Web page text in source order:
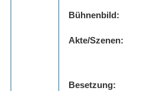
Bühnenbild:
Akte/Szenen:
Besetzung: